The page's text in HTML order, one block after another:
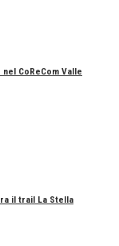
CoReCom Valle
il trail La Stella